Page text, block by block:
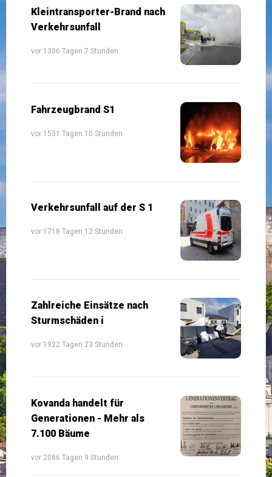
Kleintransporter-Brand nach
Verkehrsunfall
vor 1306 Tagen 7 Stunden
Fahrzeugbrand S1
vor 1531 Tagen 10 Stunden
Verkehrsunfall auf der S 1
vor 1718 Tagen 12 Stunden
Zahlreiche Einsätze nach
Sturmschäden i
vor 1922 Tagen 23 Stunden
Kovanda handelt für
Generationen - Mehr als
7.100 Bäume
vor 2086 Tagen 9 Stunden